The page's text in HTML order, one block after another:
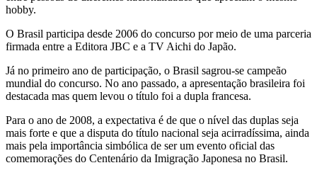
hobby.
O Brasil participa desde 2006 do concurso por meio de uma parceria
firmada entre a Editora JBC e a TV Aichi do Japão.
Já no primeiro ano de participação, o Brasil sagrou-se campeão
mundial do concurso. No ano passado, a apresentação brasileira foi
destacada mas quem levou o título foi a dupla francesa.
Para o ano de 2008, a expectativa é de que o nível das duplas seja
mais forte e que a disputa do título nacional seja acirradíssima, ainda
mais pela importância simbólica de ser um evento oficial das
comemorações do Centenário da Imigração Japonesa no Brasil.